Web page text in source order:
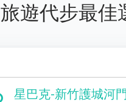
旅遊代步最佳
大霸尖山登山口